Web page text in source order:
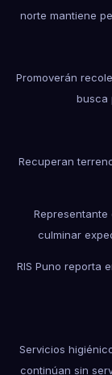
norte mantiene
Promoverán
busca
Recuperan
culminar
RIS Puno reporta
Servicios
continúan sin